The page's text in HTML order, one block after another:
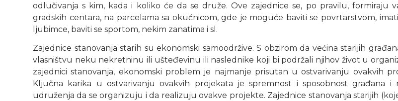
odlučivanja s kim, kada i koliko će da se druže. Ove zajednice se, po pravilu, formiraju
gradskih centara, na parcelama sa okućnicom, gde je moguće baviti se povrtarstvom,
ljubimce, baviti se sportom, nekim zanatima i sl.
Zajednice stanovanja starih su ekonomski samoodržive. S obzirom da većina starijih
vlasništvu neku nekretninu ili ušteđevinu ili naslednike koji bi podržali njihov život u
zajednici stanovanja, ekonomski problem je najmanje prisutan u ostvarivanju ovakvih
Ključna karika u ostvarivanju ovakvih projekata je spremnost i sposobnost građana i
udruženja da se organizuju i da realizuju ovakve projekte. Zajednice stanovanja starijih